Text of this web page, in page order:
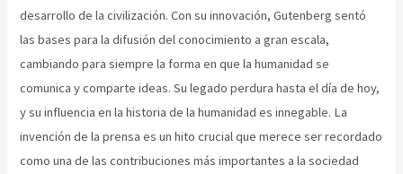
desarrollo de la civilización. Con su innovación, Gutenberg sentó
las bases para la difusión del conocimiento a gran escala,
cambiando para siempre la forma en que la humanidad se
comunica y comparte ideas. Su legado perdura hasta el día de hoy,
y su influencia en la historia de la humanidad es innegable. La
invención de la prensa es un hito crucial que merece ser recordado
como una de las contribuciones más importantes a la sociedad